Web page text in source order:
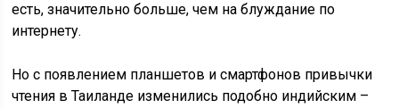
есть, значительно больше, чем на блуждание по
интернету.
Но с появлением планшетов и смартфонов привычки
чтения в Таиланде изменились подобно индийским –